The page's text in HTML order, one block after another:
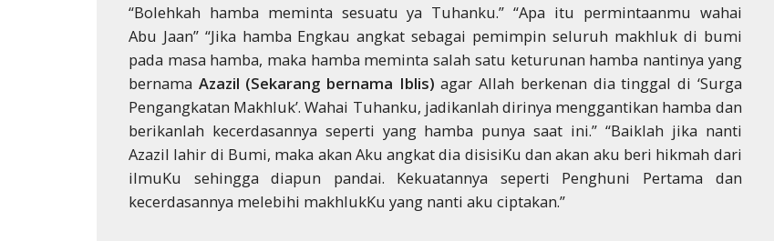
“Bolehkah hamba meminta sesuatu ya Tuhanku.” “Apa itu permintaanmu wahai
Abu Jaan” “Jika hamba Engkau angkat sebagai pemimpin seluruh makhluk di bumi
pada masa hamba, maka hamba meminta salah satu keturunan hamba nantinya yang
bernama Azazil (Sekarang bernama Iblis) agar Allah berkenan dia tinggal di ‘Surga
Pengangkatan Makhluk’. Wahai Tuhanku, jadikanlah dirinya menggantikan hamba dan
berikanlah kecerdasannya seperti yang hamba punya saat ini.” “Baiklah jika nanti
Azazil lahir di Bumi, maka akan Aku angkat dia disisiKu dan akan aku beri hikmah dari
ilmuKu sehingga diapun pandai. Kekuatannya seperti Penghuni Pertama dan
kecerdasannya melebihi makhlukKu yang nanti aku ciptakan.”